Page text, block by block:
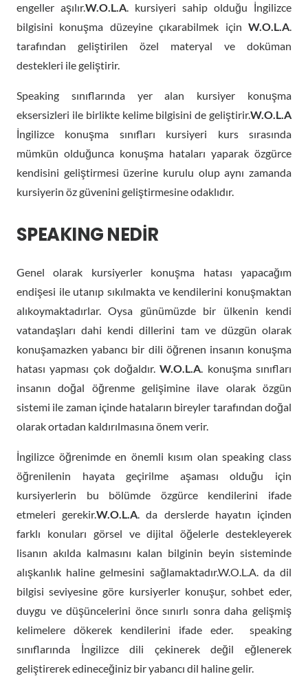
engeller aşılır.W.O.L.A. kursiyeri sahip olduğu İngilizce
bilgisini konuşma düzeyine çıkarabilmek için W.O.L.A.
tarafından geliştirilen özel materyal ve doküman
destekleri ile geliştirir.
Speaking sınıflarında yer alan kursiyer konuşma
eksersizleri ile birlikte kelime bilgisini de geliştirir.W.O.L.A
İngilizce konuşma sınıfları kursiyeri kurs sırasında
mümkün olduğunca konuşma hataları yaparak özgürce
kendisini geliştirmesi üzerine kurulu olup aynı zamanda
kursiyerin öz güvenini geliştirmesine odaklıdır.
SPEAKING NEDİR
Genel olarak kursiyerler konuşma hatası yapacağım
endişesi ile utanıp sıkılmakta ve kendilerini konuşmaktan
alıkoymaktadırlar. Oysa günümüzde bir ülkenin kendi
vatandaşları dahi kendi dillerini tam ve düzgün olarak
konuşamazken yabancı bir dili öğrenen insanın konuşma
hatası yapması çok doğaldır.W.O.L.A. konuşma sınıfları
insanın doğal öğrenme gelişimine ilave olarak özgün
sistemi ile zaman içinde hataların bireyler tarafından doğal
olarak ortadan kaldırılmasına önem verir.
İngilizce öğrenimde en önemli kısım olan speaking class
öğrenilenin hayata geçirilme aşaması olduğu için
kursiyerlerin bu bölümde özgürce kendilerini ifade
etmeleri gerekir.W.O.L.A. da derslerde hayatın içinden
farklı konuları görsel ve dijital öğelerle destekleyerek
lisanın akılda kalmasını kalan bilginin beyin sisteminde
alışkanlık haline gelmesini sağlamaktadır.W.O.L.A. da dil
bilgisi seviyesine göre kursiyerler konuşur, sohbet eder,
duygu ve düşüncelerini önce sınırlı sonra daha gelişmiş
kelimelere dökerek kendilerini ifade eder. speaking
sınıflarında İngilizce dili çekinerek değil eğlenerek
geliştirerek edineceğiniz bir yabancı dil haline gelir.